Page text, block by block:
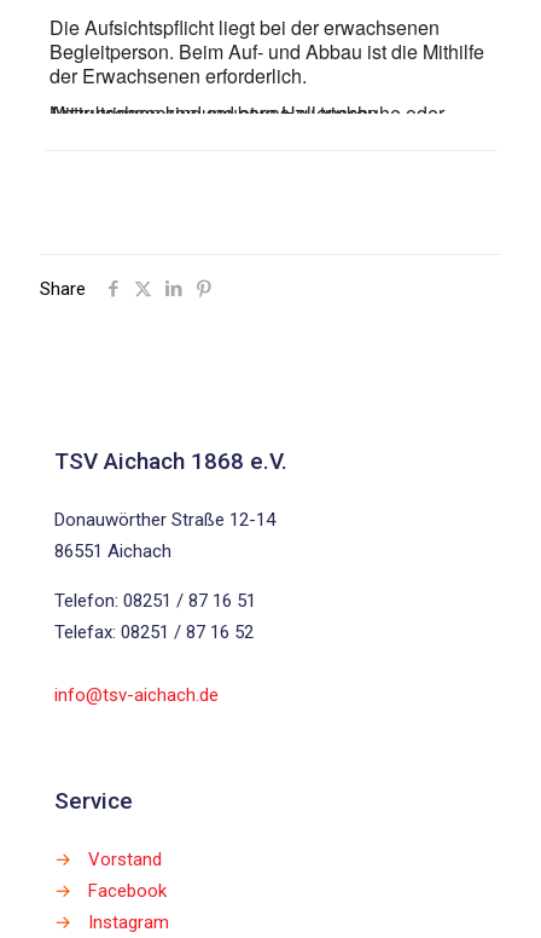
Die Aufsichtspflicht liegt bei der erwachsenen
Begleitperson. Beim Auf- und Abbau ist die Mithilfe
der Erwachsenen erforderlich.
Mitzubringen sind saubere Hallenschuhe oder Antirutschsocken und etwas zu trinken
Share
TSV Aichach 1868 e.V.
Donauwörther Straße 12-14
86551 Aichach
Telefon: 08251 / 87 16 51
Telefax: 08251 / 87 16 52
info@tsv-aichach.de
Service
→
Vorstand
→
Facebook
→
Instagram